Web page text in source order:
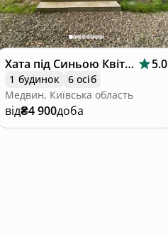
Хата під Синьою Квіткою 5.0
1 будинок
6 осіб
Медвин, Київська область
від₴4 900доба